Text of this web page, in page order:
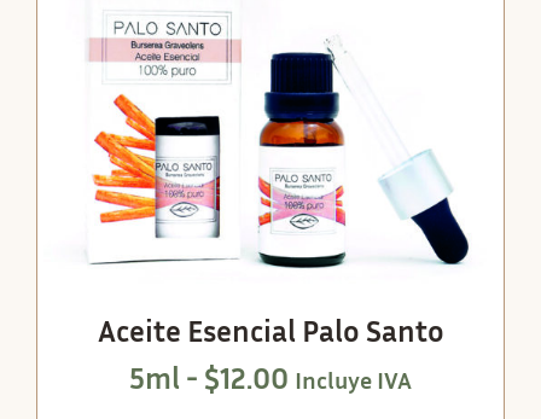
Aceite Esencial Palo Santo
5ml - $12.00 Incluye IVA